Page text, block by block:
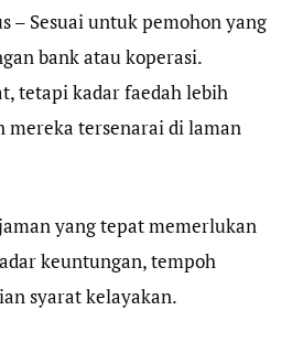
– Sesuai untuk pemohon yang
bank atau koperasi.
tetapi kadar faedah lebih
mereka tersenarai di laman
yang tepat memerlukan
keuntungan, tempoh
syarat kelayakan.